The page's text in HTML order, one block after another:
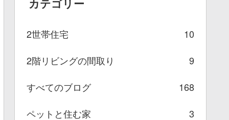
カテゴリー
2世帯住宅
10
2階リビングの間取り
9
すべてのブログ
168
ペットと住む家
3